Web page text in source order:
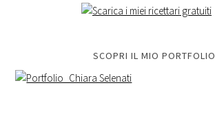
SCOPRI IL MIO PORTFOLIO